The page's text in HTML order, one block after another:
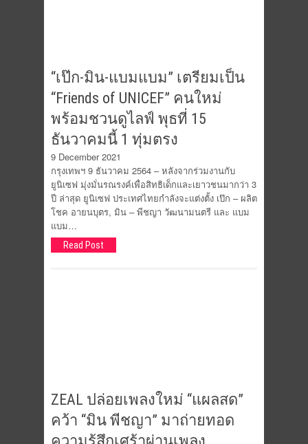
“เป๊ก-มิน-แบมแบม” เตรียมเป็น
“Friends of UNICEF” คนใหม่
พร้อมชวนดูไลฟ์ พุธที่ 15
ธันวาคมนี้ 1 ทุ่มตรง
9 December 2021
กรุงเทพฯ 9 ธันวาคม 2564 – หลังจากร่วมงานกับ
ยูนิเซฟ มุ่งมั่นรณรงค์เพื่อสิทธิเด็กและเยาวชนมากว่า 3
ปี ล่าสุด ยูนิเซฟ ประเทศไทยกำลังจะแต่งตั้ง เป๊ก – ผลิต
โชค อายนบุตร, มิน – พีชญา วัฒนามนตรี และ แบม
แบม…
Read Post
ZEAL ปล่อยเพลงใหม่ “แผลสด”
คว้า “มิน พีชญา” มาถ่ายทอด